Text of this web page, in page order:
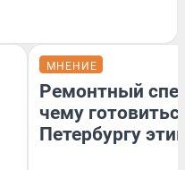
МНЕНИЕ
Ремонтный
чему
Петербургу